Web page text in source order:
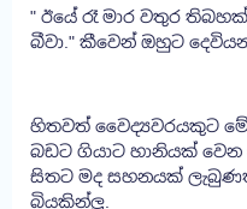
" ඊයේ රෑ මාර වතුර
බීවා." කීවෙන් ඔහුට
හිතවත් වෛද්‍යවරයකුට මේ
බඩට ගියාට හානියක්
සිතට මද සහනයක්
බියකින්ලු.